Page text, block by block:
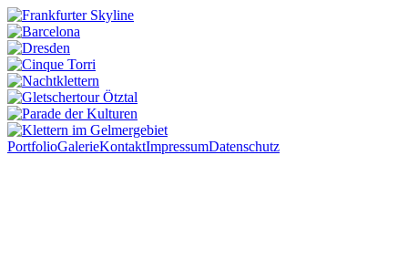
PortfolioGalerieKontaktImpressumDatenschutz